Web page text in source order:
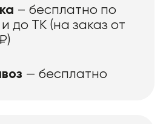
– бесплатно по
до ТК (на заказ от
— бесплатно